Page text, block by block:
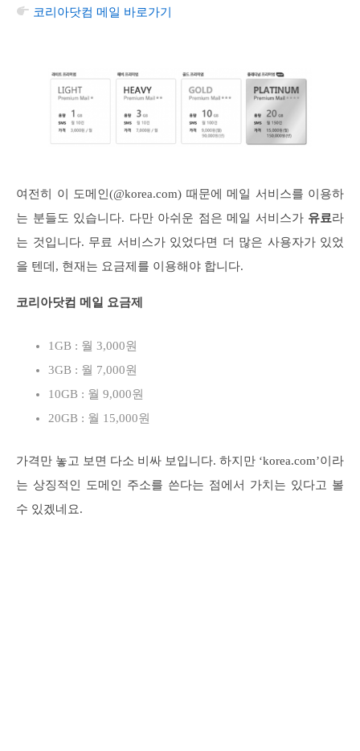
코리아닷컴 메일 바로가기
여전히 이 도메인(@korea.com) 때문에 메일 서비스를 이용하
는 분들도 있습니다. 다만 아쉬운 점은 메일 서비스가 유료라
는 것입니다. 무료 서비스가 있었다면 더 많은 사용자가 있었
을 텐데, 현재는 요금제를 이용해야 합니다.
코리아닷컴 메일 요금제
1GB : 월 3,000원
3GB : 월 7,000원
10GB : 월 9,000원
20GB : 월 15,000원
가격만 놓고 보면 다소 비싸 보입니다. 하지만 ‘korea.com’이라
는 상징적인 도메인 주소를 쓴다는 점에서 가치는 있다고 볼
수 있겠네요.